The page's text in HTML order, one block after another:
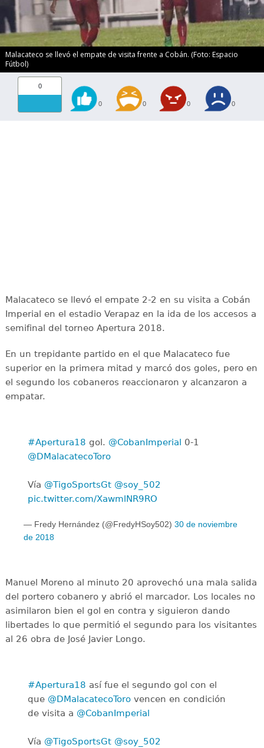
Malacateco se llevó el empate de visita frente a Cobán. (Foto: Espacio
Fútbol)
0
0 0 0 0
Malacateco se llevó el empate 2-2 en su visita a Cobán
Imperial en el estadio Verapaz en la ida de los accesos a
semifinal del torneo Apertura 2018.
En un trepidante partido en el que Malacateco fue
superior en la primera mitad y marcó dos goles, pero en
el segundo los cobaneros reaccionaron y alcanzaron a
empatar.
#Apertura18 gol. @CobanImperial 0-1
@DMalacatecoToro
Vía @TigoSportsGt @soy_502
pic.twitter.com/XawmlNR9RO
— Fredy Hernández (@FredyHSoy502) 30 de noviembre
de 2018
Manuel Moreno al minuto 20 aprovechó una mala salida
del portero cobanero y abrió el marcador. Los locales no
asimilaron bien el gol en contra y siguieron dando
libertades lo que permitió el segundo para los visitantes
al 26 obra de José Javier Longo.
#Apertura18 así fue el segundo gol con el
que @DMalacatecoToro vencen en condición
de visita a @CobanImperial
Vía @TigoSportsGt @soy_502